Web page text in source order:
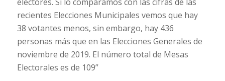
recientes Elecciones Municipales vemos que hay
38 votantes menos, sin embargo, hay 436
personas más que en las Elecciones Generales de
noviembre de 2019. El número total de Mesas
Electorales es de 109”